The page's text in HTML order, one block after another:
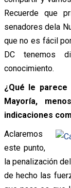
Recuerde que
senadores dela
que no es fácil
DC tenemos
conocimiento.
¿Qué le
Mayoría,
indicaciones
Aclaremos
este punto,
la penalización
de hecho las